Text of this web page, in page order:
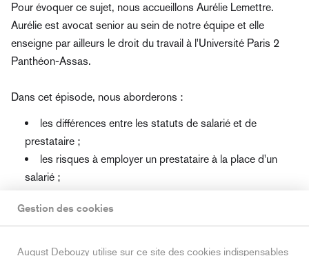
Pour évoquer ce sujet, nous accueillons Aurélie Lemettre.
Aurélie est avocat senior au sein de notre équipe et elle
enseigne par ailleurs le droit du travail à l'Université Paris 2
Panthéon-Assas.
Dans cet épisode, nous aborderons :
les différences entre les statuts de salarié et de
prestataire ;
les risques à employer un prestataire à la place d'un
salarié ;
respectent pas les régles ;
les recommandations en cas de recours à un
prestataire de services.
Gestion des cookies
August Debouzy utilise sur ce site des cookies indispensables